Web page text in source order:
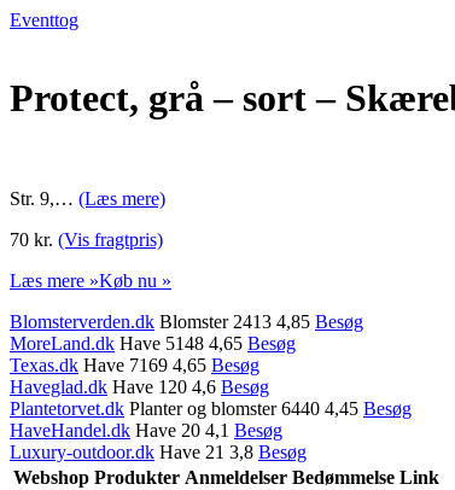
Eventtog
Protect, grå – sort –
Str. 9,… (Læs mere)
70 kr. (Vis fragtpris)
Læs mere »Køb nu »
Blomsterverden.dk Blomster 2413 4,85 Besøg
MoreLand.dk Have 5148 4,65 Besøg
Texas.dk Have 7169 4,65 Besøg
Haveglad.dk Have 120 4,6 Besøg
Plantetorvet.dk Planter og blomster 6440 4,45 Besøg
HaveHandel.dk Have 20 4,1 Besøg
Luxury-outdoor.dk Have 21 3,8 Besøg
Webshop Produkter Anmeldelser Bedømmelse Link